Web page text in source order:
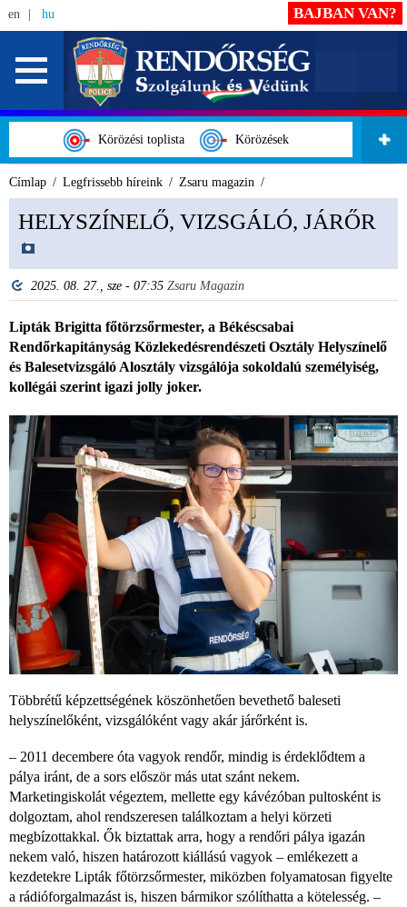
en hu
Körözési toplista Körözések
BAJBAN VAN?
Címlap Legfrissebb híreink Zsaru magazin
HELYSZÍNELŐ, VIZSGÁLÓ, JÁRŐR
2025. 08. 27., sze - 07:35 Zsaru Magazin
Lipták Brigitta főtörzsőrmester, a Békéscsabai
Rendőrkapitányság Közlekedésrendészeti Osztály Helyszínelő
és Balesetvizsgáló Alosztály vizsgálója sokoldalú személyiség,
kollégái szerint igazi jolly joker.
Többrétű képzettségének köszönhetően bevethető baleseti
helyszínelőként, vizsgálóként vagy akár járőrként is.
– 2011 decembere óta vagyok rendőr, mindig is érdeklődtem a
pálya iránt, de a sors először más utat szánt nekem.
Marketingiskolát végeztem, mellette egy kávézóban pultosként is
dolgoztam, ahol rendszeresen találkoztam a helyi körzeti
megbízottakkal. Ők biztattak arra, hogy a rendőri pálya igazán
nekem való, hiszen határozott kiállású vagyok – emlékezett a
kezdetekre Lipták főtörzsőrmester, miközben folyamatosan figyelte
a rádióforgalmazást is, hiszen bármikor szólíthatta a kötelesség. –